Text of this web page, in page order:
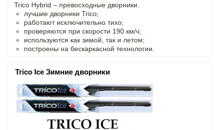
Trico Hybrid – превосходные дворники.
лучшие дворники Trico;
работают исключительно тихо;
проверяются при скорости 190 км/ч;
используются как зимой, так и летом;
построены на бескаркасной технологии.
Trico Ice Зимние дворники